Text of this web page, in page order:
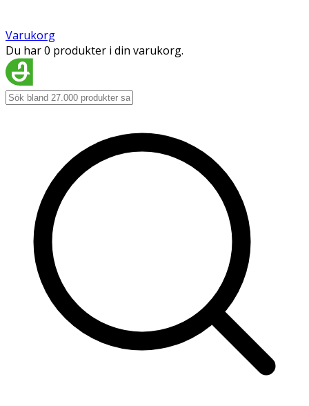
Varukorg
Du har 0 produkter i din varukorg.